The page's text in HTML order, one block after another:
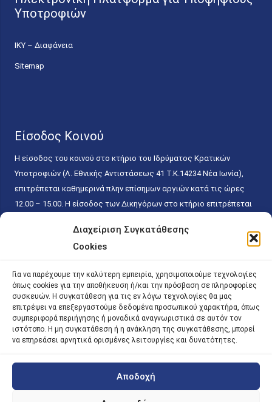
Διαχείριση Συγκατάθεσης
Cookies
Για να παρέχουμε την καλύτερη εμπειρία, χρησιμοποιούμε τεχνολογίες
όπως cookies για την αποθήκευση ή/και την πρόσβαση σε πληροφορίες
συσκευών. Η συγκατάθεση για τις εν λόγω τεχνολογίες θα μας
επιτρέψει να επεξεργαστούμε δεδομένα προσωπικού χαρακτήρα, όπως
συμπεριφορά περιήγησης ή μοναδικά αναγνωριστικά σε αυτόν τον
ιστότοπο. Η μη συγκατάθεση ή η ανάκληση της συγκατάθεσης, μπορεί
να επηρεάσει αρνητικά ορισμένες λειτουργίες και δυνατότητες.
Αποδοχή
Υποτροφιών
ΙΚΥ – Διαφάνεια
Sitemap
Είσοδος Κοινού
Η είσοδος του κοινού στο κτήριο του Ιδρύματος Κρατικών
Υποτροφιών (Λ. Εθνικής Αντιστάσεως 41 T.K.14234 Νέα Ιωνία),
επιτρέπεται καθημερινά πλην επίσημων αργιών κατά τις ώρες
12.00 – 15.00. Η είσοδος των Δικηγόρων στο κτήριο επιτρέπεται
κάθε εργάσιμη ημέρα και ώρα χωρίς κανέναν χρονικό ή άλλο
περιορισμό. Η είσοδος του κοινού ειδικά στο γραφείο του
15.00. Η εξυπηρέτηση του κοινού πραγματοποιείται βάσει των
παγίων ισχυουσών διατάξεων. Για την αποφυγή συνωστισμού
εντός του εσωτερικού χώρου εξυπηρέτησης και αναμονής του
κοινού, η εξυπηρέτησή του δύναται να πραγματοποιείται κατόπιν
προγραμματισμένου ραντεβού.
| iky.gr | All Rights Reserved
Designed and Developed by ACM Digital